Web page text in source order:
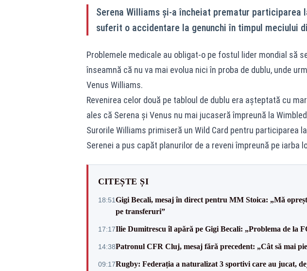
Serena Williams și-a încheiat prematur participarea
suferit o accidentare la genunchi în timpul meciului
Problemele medicale au obligat-o pe fostul lider mondial să
înseamnă că nu va mai evolua nici în proba de dublu, unde
Venus Williams.
Revenirea celor două pe tabloul de dublu era așteptată cu
ales că Serena și Venus nu mai jucaseră împreună la
Surorile Williams primiseră un Wild Card pentru participarea
Serenei a pus capăt planurilor de a reveni împreună pe iarba
CITEȘTE ȘI
18:51Gigi Becali, mesaj în direct pentru MM Stoica: „Mă
pe transferuri”
17:17Ilie Dumitrescu îl apără pe Gigi Becali: „Problema de la
14:38Patronul CFR Cluj, mesaj fără precedent: „Cât să mai
09:17Rugby: Federația a naturalizat 3 sportivi care au jucat,